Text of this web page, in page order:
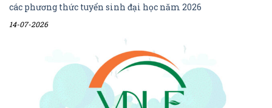
các phương thức tuyển sinh đại học năm 2026
14-07-2026